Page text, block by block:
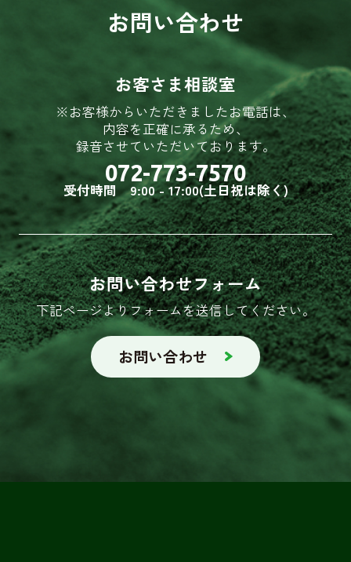
お問い合わせ
お客さま相談室
※お客様からいただきましたお電話は、
内容を正確に承るため、
録音させていただいております。
072-773-7570
受付時間 9:00 - 17:00(土日祝は除く)
お問い合わせフォーム
下記ページよりフォームを送信してください。
お問い合わせ